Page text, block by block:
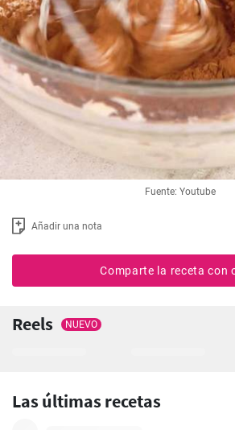
Fuente: Youtube
Añadir una nota
Comparte la receta con
Reels NUEVO
Las últimas recetas